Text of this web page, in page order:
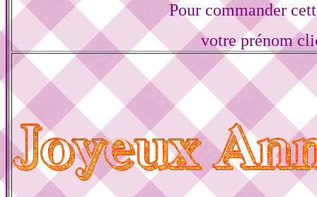
Pour commander
votre prénom